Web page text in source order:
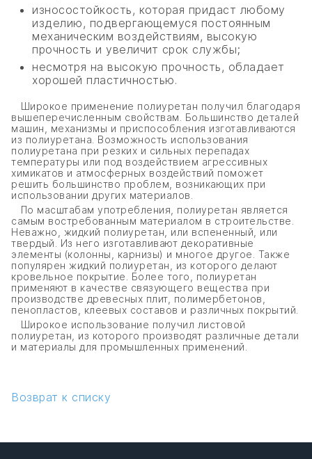
износостойкость, которая придаст любому
изделию, подвергающемуся постоянным
механическим воздействиям, высокую
прочность и увеличит срок службы;
несмотря на высокую прочность, обладает
хорошей пластичностью.
Широкое применение полиуретан получил благодаря
вышеперечисленным свойствам. Большинство деталей
машин, механизмы и приспособления изготавливаются
из полиуретана. Возможность использования
полиуретана при резких и сильных перепадах
температуры или под воздействием агрессивных
химикатов и атмосферных воздействий поможет
решить большинство проблем, возникающих при
использовании других материалов.
По масштабам употребления, полиуретан является
самым востребованным материалом в строительстве.
Неважно, жидкий полиуретан, или вспененный, или
твердый. Из него изготавливают декоративные
элементы (колонны, карнизы) и многое другое. Также
популярен жидкий полиуретан, из которого делают
кровельное покрытие. Более того, полиуретан
применяют в качестве связующего вещества при
производстве древесных плит, полимербетонов,
пенопластов, клеевых составов и различных покрытий.
Широкое использование получил листовой
полиуретан, из которого производят различные детали
и материалы для промышленных применений.
Возврат к списку